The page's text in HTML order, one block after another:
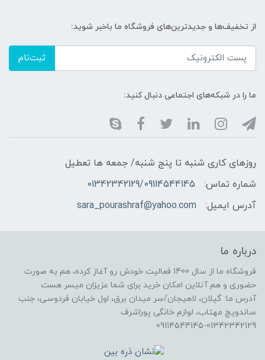
از تخفیف‌ها و جدیدترین‌های فروشگاه ما باخبر شوید:
ثبت‌نام
ما را در شبکه‌های اجتماعی دنبال کنید:
روزهای کاری شنبه تا پنج شنبه/ جمعه ها تعطیل
شماره تماس:
01342342129/09114544145
آدرس ایمیل:
sara_pourashraf@yahoo.com
درباره ما
فروشگاه ما از سال 1400 فعالیت خودش رو آغاز کرده، هم به صورت
حضوری و هم آنلاین امکان خرید برای شما عزیزان میسر هست
آدرس ما: گیلان، لاهیجان/سر میدان برق، اول خیابان فردوسی، جنب
ساندویچ مهتاب، لوازم خانگی پوراشرف
09114544145-01342342129